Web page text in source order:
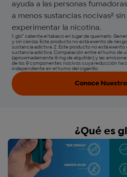
ayuda a las personas
a menos sustancias nocivas²
experimentar la nicotina.
1. glo™ calienta el tabaco en lugar de quemarlo.
y sin ceniza. Este producto no está exento de
sustancia adictiva. 2. Este producto no está
sustancia adictiva. Comparación entre el humo de
(aproximadamente 9 mg de alquitrán) y las
de los 9 componentes nocivos cuya reducción ha
independiente en el humo del cigarrillo.
Conoce
¿Qué es